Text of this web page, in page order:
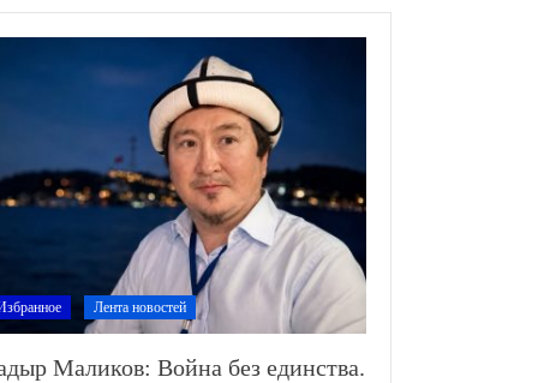
Лента новостей
Маликов: Война без единства.